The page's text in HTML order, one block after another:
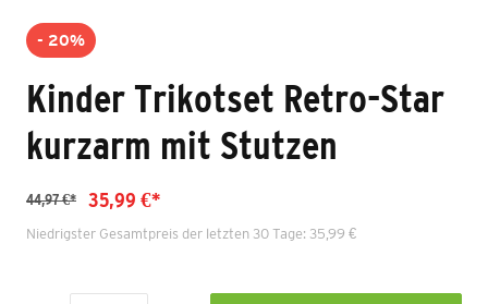
- 20%
Kinder Trikotset Retro-Star
kurzarm mit Stutzen
44,97 €* 35,99 €*
Niedrigster Gesamtpreis der letzten 30 Tage: 35,99 €